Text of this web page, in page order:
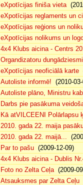
eXpotīcijas finiša vieta
eXpotīcijas reglaments un
eXpotīcijas reģions un
eXpotīcijas nolikums un
4x4 Klubs aicina - Centrs
Organdizatoru
eXpotīcijas neoficiālā karte
Autoliste informē! (2010-
Autoliste plāno, Ministru
Darbs pie pasākuma
Kā atVILCEENI Polārlapsu
2010. gada 22. maija
2010. gada 22. maijā...
Par to pašu (2009-12-09)
4x4 Klubs aicina - Dublis
Foto no Zelta Ceļa(2009-
Atsauksmes par Zelta Ceļu